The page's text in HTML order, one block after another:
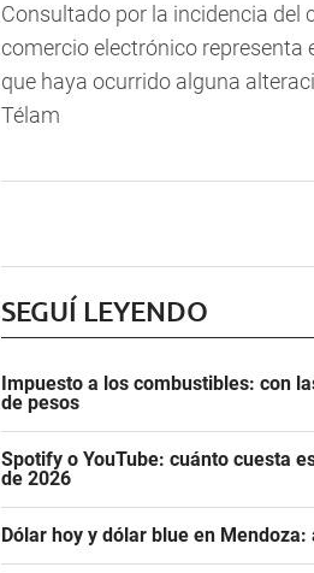
Consultado por la incidencia del
comercio electrónico representa
que haya ocurrido alguna
Télam
SEGUÍ LEYENDO
Impuesto a los combustibles: con
de pesos
Spotify o YouTube: cuánto cuesta
de 2026
Dólar hoy y dólar blue en